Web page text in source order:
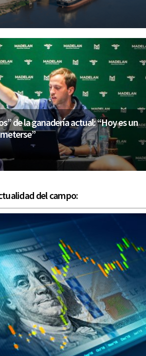
de la ganadería actual: “Hoy es un
del campo: